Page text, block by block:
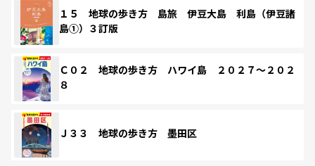
１５ 地球の歩き方 島旅 伊豆大島 利島（伊豆諸
島①）３訂版
Ｃ０２ 地球の歩き方 ハワイ島 ２０２７～２０２
８
Ｊ３３ 地球の歩き方 墨田区